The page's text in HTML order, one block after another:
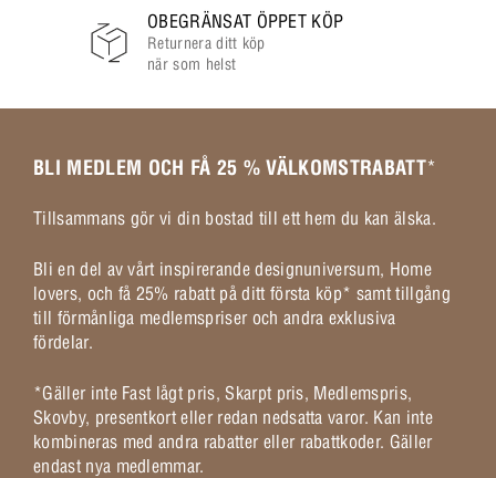
OBEGRÄNSAT ÖPPET KÖP
Returnera ditt köp
när som helst
BLI MEDLEM OCH FÅ 25 % VÄLKOMSTRABATT*
Tillsammans gör vi din bostad till ett hem du kan älska.
Bli en del av vårt inspirerande designuniversum, Home
lovers, och få 25% rabatt på ditt första köp* samt tillgång
till förmånliga medlemspriser och andra exklusiva
fördelar.
*Gäller inte Fast lågt pris, Skarpt pris, Medlemspris,
Skovby, presentkort eller redan nedsatta varor. Kan inte
kombineras med andra rabatter eller rabattkoder. Gäller
endast nya medlemmar.